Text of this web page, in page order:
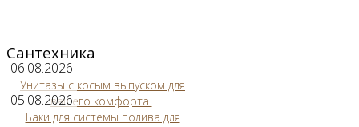
Сантехника
06.08.2026
Унитазы с косым выпуском для
вашего комфорта
05.08.2026
Баки для системы полива для